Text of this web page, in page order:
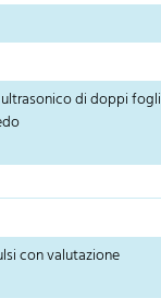
di doppi fogli
con valutazione